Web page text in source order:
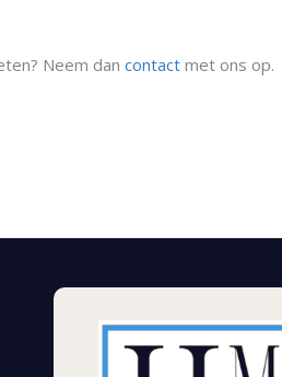
Neem dan contact met ons op.